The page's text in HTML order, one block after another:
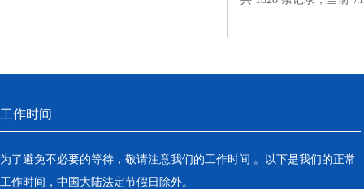
工作时间
为了避免不必要的等待，敬请注意我们的工作时间 。以下是我们的正常
工作时间，中国大陆法定节假日除外。